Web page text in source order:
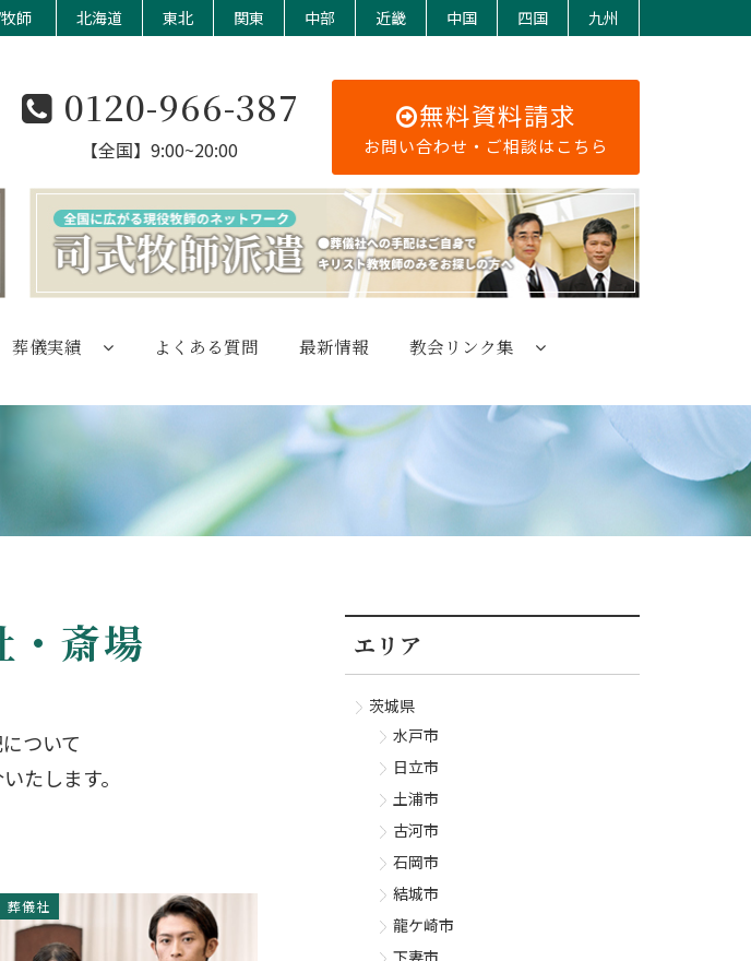
師 北海道 東北 関東 中部 近畿 中国 四国 九州
無料資料請求
お問い合わせ・ご相談はこちら
0120-966-387
【全国】9:00~20:00
葬儀実績 よくある質問 最新情報 教会リンク集
・斎場
ついて
たします。
葬儀社
エリア
茨城県
水戸市
日立市
土浦市
古河市
石岡市
結城市
龍ケ崎市
下妻市